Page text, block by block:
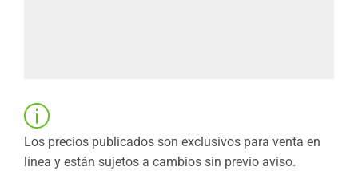
Los precios publicados son exclusivos para venta en
línea y están sujetos a cambios sin previo aviso.